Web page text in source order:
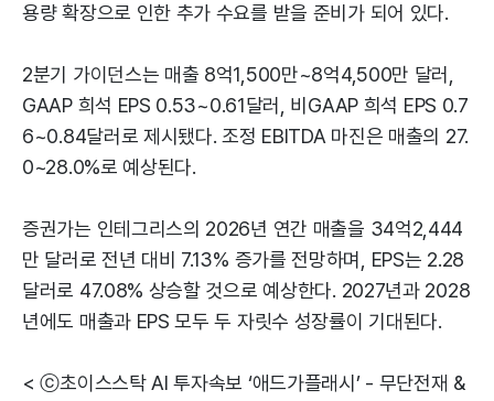
용량 확장으로 인한 추가 수요를 받을 준비가 되어 있다.
2분기 가이던스는 매출 8억1,500만~8억4,500만 달러,
GAAP 희석 EPS 0.53~0.61달러, 비GAAP 희석 EPS 0.7
6~0.84달러로 제시됐다. 조정 EBITDA 마진은 매출의 27.
0~28.0%로 예상된다.
증권가는 인테그리스의 2026년 연간 매출을 34억2,444
만 달러로 전년 대비 7.13% 증가를 전망하며, EPS는 2.28
달러로 47.08% 상승할 것으로 예상한다. 2027년과 2028
년에도 매출과 EPS 모두 두 자릿수 성장률이 기대된다.
< ⓒ초이스스탁 AI 투자속보 ‘애드가플래시’ - 무단전재 &